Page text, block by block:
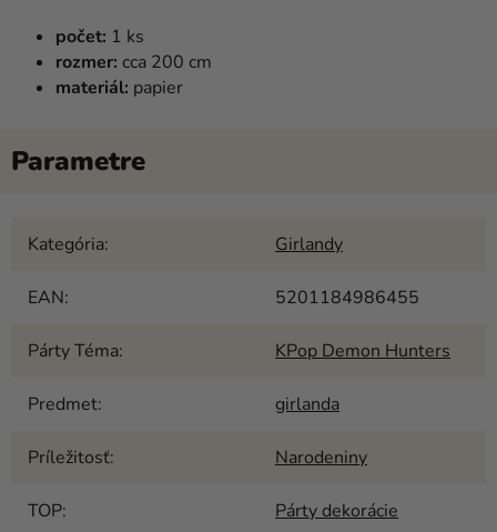
počet: 1 ks
rozmer: cca 200 cm
materiál: papier
Kategória: Girlandy
EAN: 5201184986455
Párty Téma: KPop Demon Hunters
Predmet: girlanda
Príležitosť: Narodeniny
TOP: Párty dekorácie